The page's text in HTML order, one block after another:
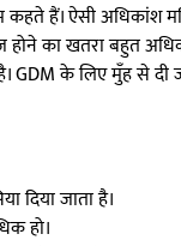
कहते हैं। ऐसी अधिकांश
होने का खतरा बहुत
के लिए मुँह से दी
जाता है।
हो।